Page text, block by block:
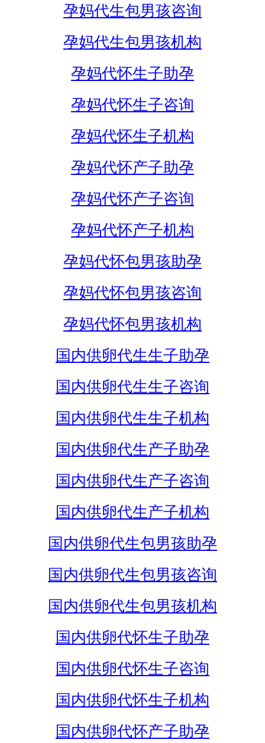
孕妈代生包男孩咨询
孕妈代生包男孩机构
孕妈代怀生子助孕
孕妈代怀生子咨询
孕妈代怀生子机构
孕妈代怀产子助孕
孕妈代怀产子咨询
孕妈代怀产子机构
孕妈代怀包男孩助孕
孕妈代怀包男孩咨询
孕妈代怀包男孩机构
国内供卵代生生子助孕
国内供卵代生生子咨询
国内供卵代生生子机构
国内供卵代生产子助孕
国内供卵代生产子咨询
国内供卵代生产子机构
国内供卵代生包男孩助孕
国内供卵代生包男孩咨询
国内供卵代生包男孩机构
国内供卵代怀生子助孕
国内供卵代怀生子咨询
国内供卵代怀生子机构
国内供卵代怀产子助孕